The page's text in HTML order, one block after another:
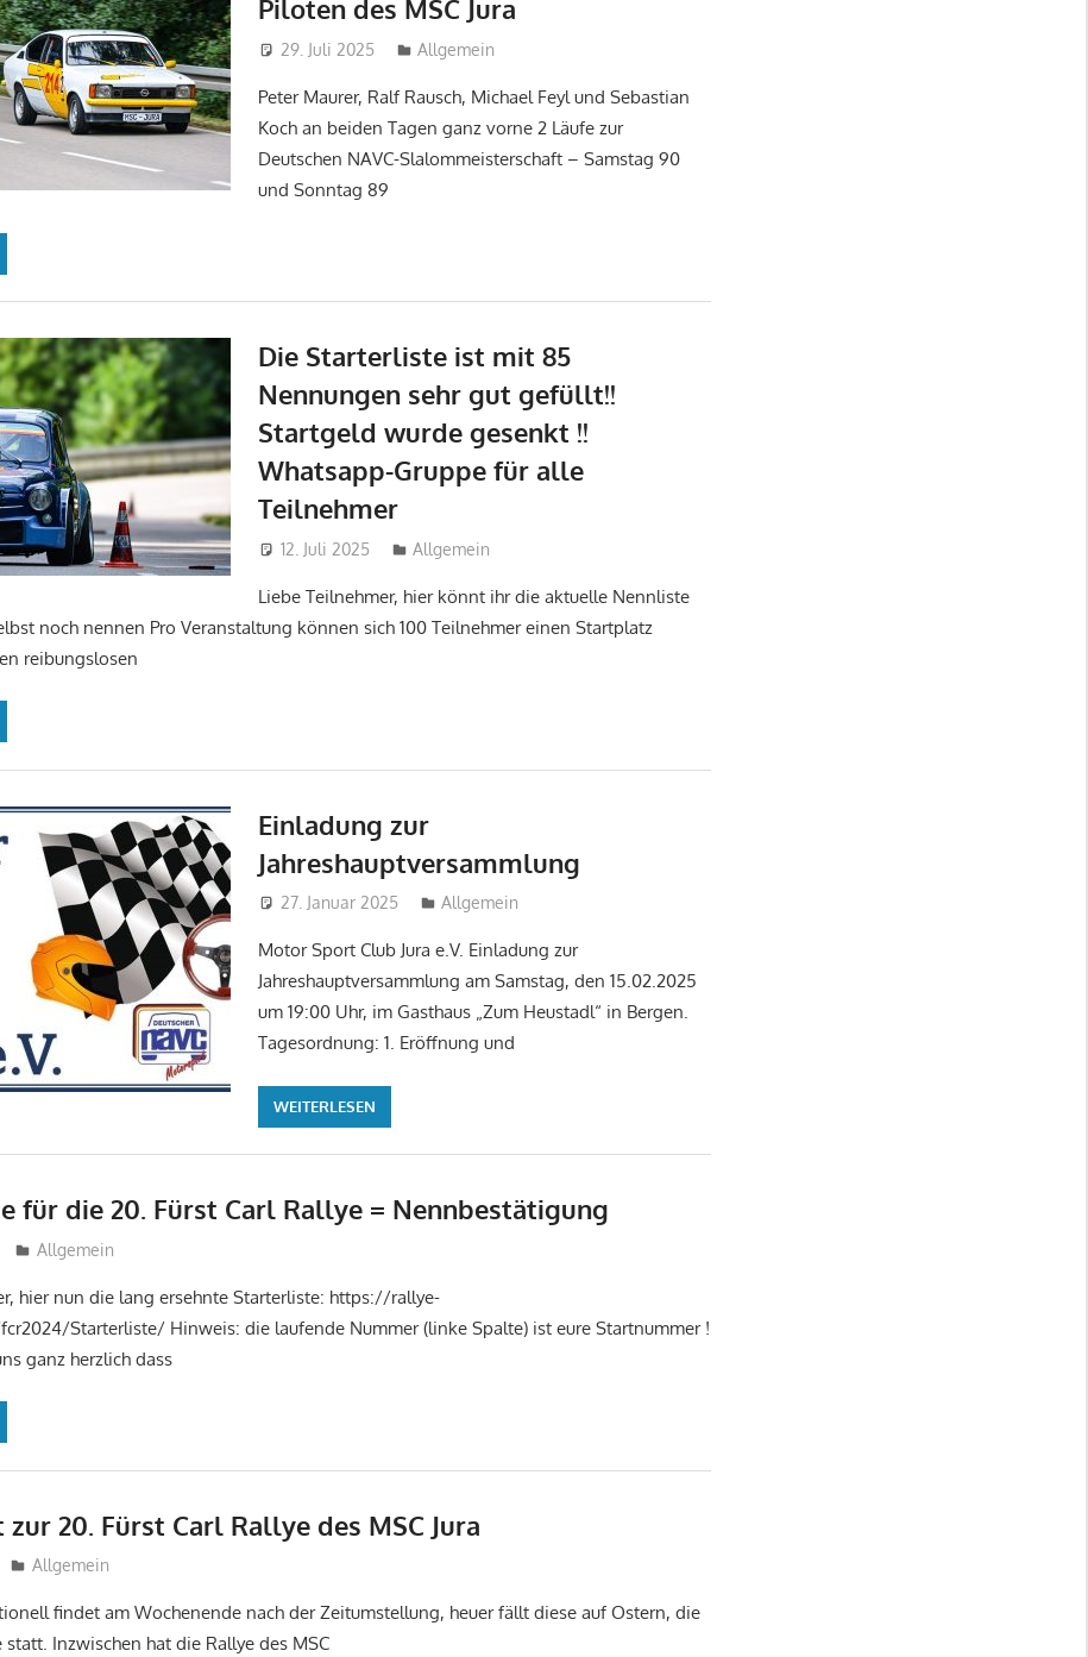
Piloten des MSC Jura
29. Juli 2025 tobi
Allgemein
Peter Maurer, Ralf Rausch, Michael Feyl und Sebastian
Koch an beiden Tagen ganz vorne 2 Läufe zur
Deutschen NAVC-Slalommeisterschaft – Samstag 90
und Sonntag 89
Die Starterliste ist mit 85
Nennungen sehr gut gefüllt!!
Startgeld wurde gesenkt !!
Whatsapp-Gruppe für alle
Teilnehmer
12. Juli 2025 tobi
Allgemein
Liebe Teilnehmer, hier könnt ihr die aktuelle Nennliste
noch nennen Pro Veranstaltung können sich 100 Teilnehmer einen Startplatz
reibungslosen
Einladung zur
Jahreshauptversammlung
27. Januar 2025 tobi
Allgemein
Motor Sport Club Jura e.V. Einladung zur
Jahreshauptversammlung am Samstag, den 15.02.2025
um 19:00 Uhr, im Gasthaus „Zum Heustadl“ in Bergen.
Tagesordnung: 1. Eröffnung und
WEITERLESEN
für die 20. Fürst Carl Rallye = Nennbestätigung
tobi
Allgemein
hier nun die lang ersehnte Starterliste: https://rallye-
Starterliste/ Hinweis: die laufende Nummer (linke Spalte) ist eure Startnummer !
ganz herzlich dass
20. Fürst Carl Rallye des MSC Jura
tobi
Allgemein
findet am Wochenende nach der Zeitumstellung, heuer fällt diese auf Ostern, die
statt. Inzwischen hat die Rallye des MSC